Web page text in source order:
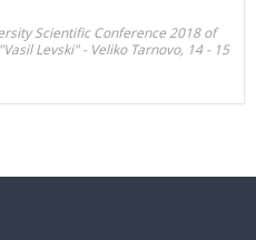
Scientific Conference 2018 of
Levski" - Veliko Tarnovo, 14 - 15